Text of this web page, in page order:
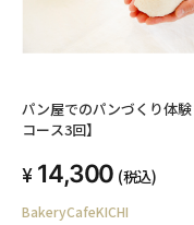
パン屋でのパンづくり体
コース3回】
14,300 (税込)
BakeryCafeKICHI